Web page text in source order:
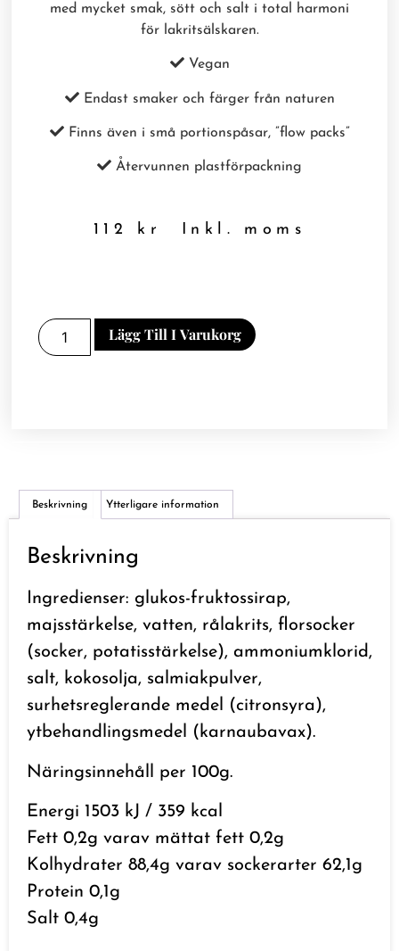
med mycket smak, sött och salt i total harmoni
för lakritsälskaren.
Vegan
Endast smaker och färger från naturen
Finns även i små portionspåsar, ”flow packs”
Återvunnen plastförpackning
112 kr Inkl. moms
Lägg Till I Varukorg
Beskrivning Ytterligare information
Beskrivning
Ingredienser: glukos-fruktossirap,
majsstärkelse, vatten, rålakrits, florsocker
(socker, potatisstärkelse), ammoniumklorid,
salt, kokosolja, salmiakpulver,
surhetsreglerande medel (citronsyra),
ytbehandlingsmedel (karnaubavax).
Näringsinnehåll per 100g.
Energi 1503 kJ / 359 kcal
Fett 0,2g varav mättat fett 0,2g
Kolhydrater 88,4g varav sockerarter 62,1g
Protein 0,1g
Salt 0,4g